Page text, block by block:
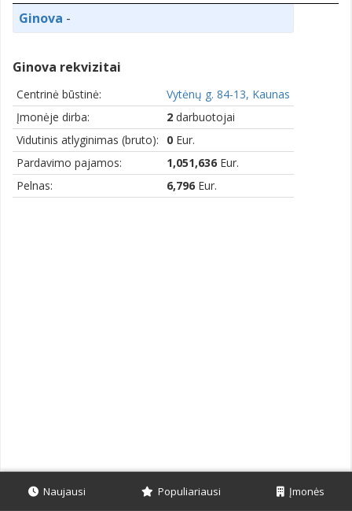
Ginova -
Ginova rekvizitai
Centrinė būstinė:
Vytėnų g. 84-13, Kaunas
Įmonėje dirba:
2 darbuotojai
Vidutinis atlyginimas (bruto):
0 Eur.
Pardavimo pajamos:
1,051,636 Eur.
Pelnas:
6,796 Eur.
Naujausi Populiariausi Įmonės